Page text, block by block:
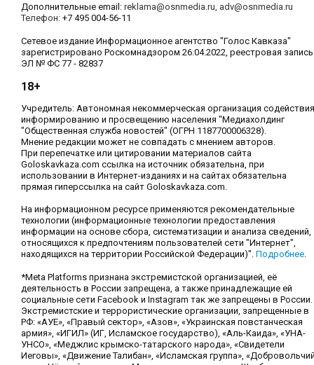
Дополнительные email: reklama@osnmedia.ru, adv@osnmedia.ru
Телефон: +7 495 004-56-11
Сетевое издание Информационное агентство "Голос Кавказа"
зарегистрировано Роскомнадзором 26.04.2022, реестровая запись
ЭЛ № ФС 77 - 82837
18+
Учредитель: Автономная некоммерческая организация содействия
информированию и просвещению населения "Медиахолдинг
"Общественная служба новостей" (ОГРН 1187700006328).
Мнение редакции может не совпадать с мнением авторов.
При перепечатке или цитировании материалов сайта
Goloskavkaza.com ссылка на источник обязательна, при
использовании в Интернет-изданиях и на сайтах обязательна
прямая гиперссылка на сайт Goloskavkaza.com.
На информационном ресурсе применяются рекомендательные
технологии (информационные технологии предоставления
информации на основе сбора, систематизации и анализа сведений,
относящихся к предпочтениям пользователей сети "Интернет",
находящихся на территории Российской Федерации)". Подробнее.
*Meta Platforms признана экстремистской организацией, её
деятельность в России запрещена, а также принадлежащие ей
социальные сети Facebook и Instagram так же запрещены в России.
Экстремистские и террористические организации, запрещенные в
РФ: «АУЕ», «Правый сектор», «Азов», «Украинская повстанческая
армия», «ИГИЛ» (ИГ, Исламское государство), «Аль-Каида», «УНА-
УНСО», «Меджлис крымско-татарского народа», «Свидетели
Иеговы», «Движение Талибан», «Исламская группа»,